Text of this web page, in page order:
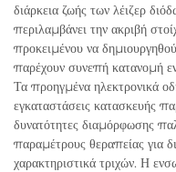
διάρκεια ζωής των λέιζερ
περιλαμβάνει την ακριβή
προκειμένου να
παρέχουν συνεπή κατανομή
Τα προηγμένα ηλεκτρονικά
εγκαταστάσεις κατασκευής
δυνατότητες διαμόρφωσης
παραμέτρους θεραπείας για
χαρακτηριστικά τριχών. Η